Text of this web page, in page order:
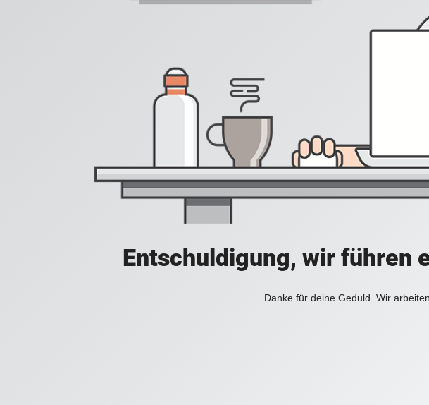
Entschuldigung, wir führen
Danke für deine Geduld. Wir